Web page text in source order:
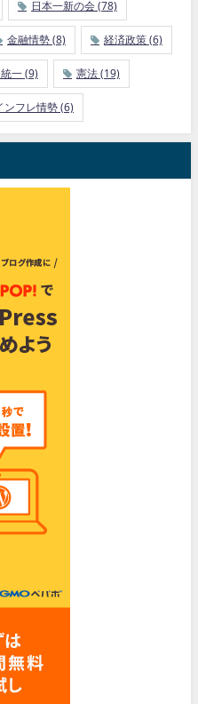
日本一新の会(78)
金融情勢(8) 経済政策(6)
一(9) 憲法(19)
ンフレ情勢(6)